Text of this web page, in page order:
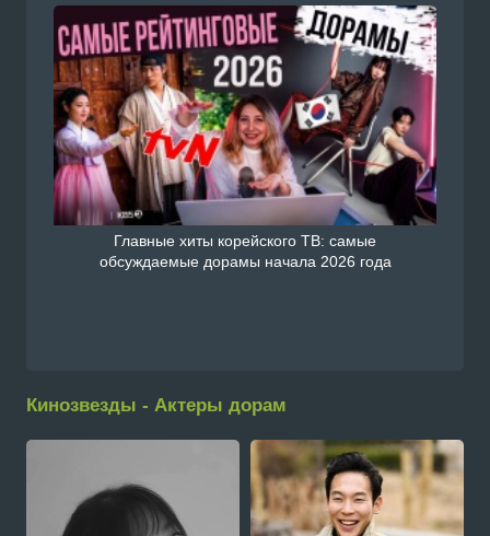
Главные хиты корейского ТВ: самые
обсуждаемые дорамы начала 2026 года
Кинозвезды - Актеры дорам